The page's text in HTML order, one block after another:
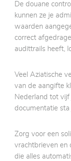
De douane
kunnen ze je
waarden
correct
audittrails heeft,
Veel Aziatische
van de aangifte
Nederland tot
documentatie sta
Zorg voor een
vrachtbrieven en
die alles